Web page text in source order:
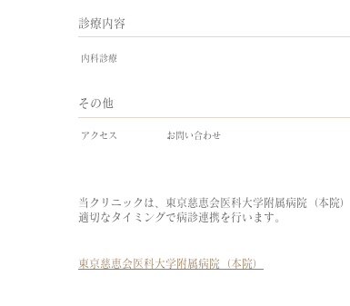
​診療内容
​内科診療
​その他
​アクセス ​お問い合わせ
当クリニックは、東京慈恵会医科大学附属病院（本院
適切なタイミングで病診連携を行います。
​東京慈恵会医科大学附属病院（本院）